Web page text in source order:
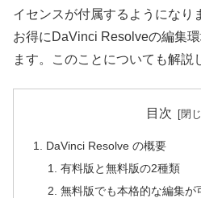
イセンスが付属するようになり
お得にDaVinci Resolveの編集
ます。このことについても解説
目次
DaVinci Resolve の概要
有料版と無料版の2種類
無料版でも本格的な編集が